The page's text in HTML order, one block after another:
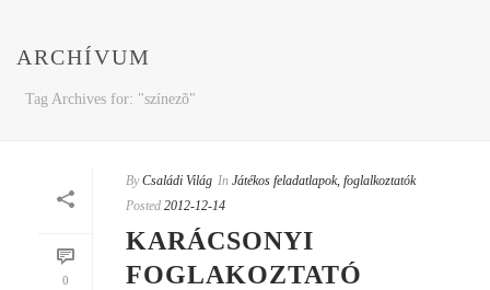
ARCHÍVUM
Tag Archives for: "színezõ"
0
By Családi Világ In Játékos feladatlapok, foglalkoztatók
Posted 2012-12-14
KARÁCSONYI
FOGLAKOZTATÓ